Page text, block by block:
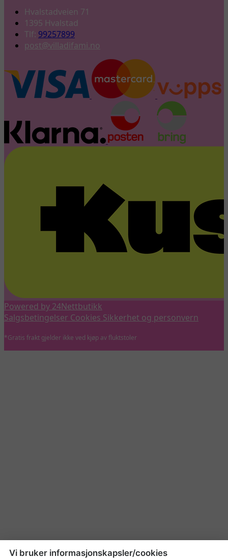
Hvalstadveien 71
1395 Hvalstad
Tlf: 99257899
post@villadifami.no
Powered by 24Nettbutikk
Salgsbetingelser Cookies Sikkerhet og personvern
*Gratis frakt gjelder ikke ved kjøp av fluktstoler
Vi bruker informasjonskapsler/cookies